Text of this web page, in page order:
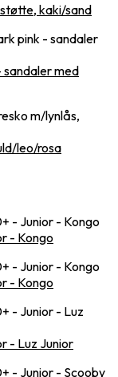
kaki/sand
sandaler med
leo/rosa
- Kongo
- Kongo
- Luz Junior